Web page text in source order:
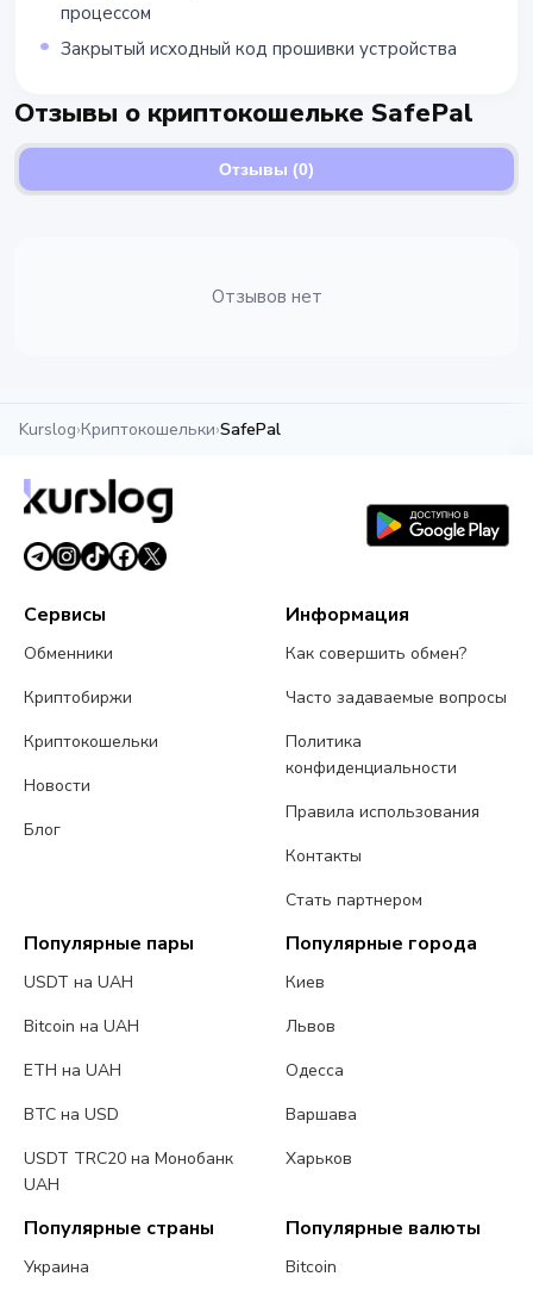
процессом
Закрытый исходный код прошивки устройства
Отзывы о криптокошельке SafePal
Отзывы (0)
Отзывов нет
Kurslog›Криптокошельки›SafePal
Сервисы
Обменники
Криптобиржи
Криптокошельки
Новости
Блог
Информация
Как совершить обмен?
Часто задаваемые вопросы
Политика
конфиденциальности
Правила использования
Контакты
Стать партнером
Популярные пары
USDT на UAH
Bitcoin на UAH
ETH на UAH
BTC на USD
USDT TRC20 на Монобанк
UAH
Популярные города
Киев
Львов
Одесса
Варшава
Харьков
Популярные страны
Украина
Популярные валюты
Bitcoin